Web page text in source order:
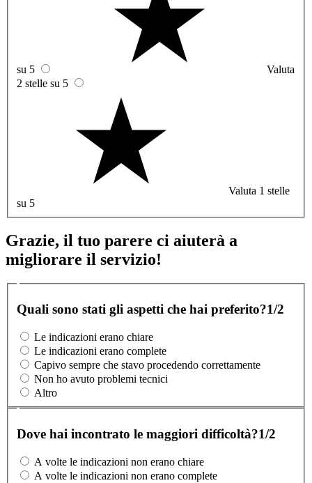
su 5
Valuta
2 stelle su 5
Valuta 1 stelle
su 5
Grazie, il tuo parere ci aiuterà a
migliorare il servizio!
Quali sono stati gli aspetti che hai preferito?1/2
Le indicazioni erano chiare
Le indicazioni erano complete
Capivo sempre che stavo procedendo correttamente
Non ho avuto problemi tecnici
Altro
Dove hai incontrato le maggiori difficoltà?1/2
A volte le indicazioni non erano chiare
A volte le indicazioni non erano complete